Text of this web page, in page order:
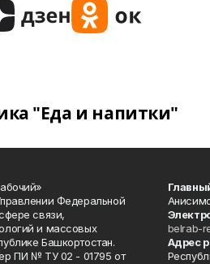
"Еда и напитки"
Федеральной
связи,
и массовых
Башкортостан.
ПИ № ТУ 02 - 01795 от
belrab-
Адрес